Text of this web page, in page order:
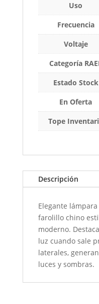
Uso
Frecuencia
Voltaje
Categoría
Estado Stock
En Oferta
Tope
Descripción
Elegante
farolillo chino
moderno.
luz cuando sale
laterales,
luces y sombras.